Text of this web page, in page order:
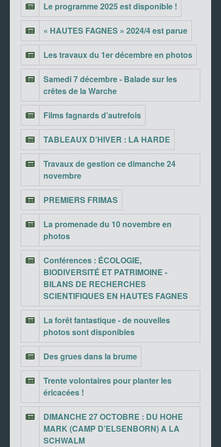
Le programme 2025 est disponible !
« HAUTES FAGNES » 2024/4 est parue
Les travaux du 1er décembre en photos
Samedi 7 décembre - Balade sur les
crêtes de la Warche
Films fagnards d’autrefois
TABLEAUX D’HIVER : LA HARDE
Travaux de gestion ce dimanche 24
novembre
PREMIERS FRIMAS
La promenade du 10 novembre en
photos
Conférences : ÉCOLOGIE,
BIODIVERSITÉ ET PATRIMOINE -
BILANS DE RECHERCHES
SCIENTIFIQUES EN HAUTES FAGNES
La forêt fantastique - de nouvelles
photos sont disponibles
Des grues dans la brume
Trente volontaires pour planter les
éricacées !
DIMANCHE 27 OCTOBRE : DU HOHE
MARK (CAMP D’ELSENBORN) A LA
SCHWALM